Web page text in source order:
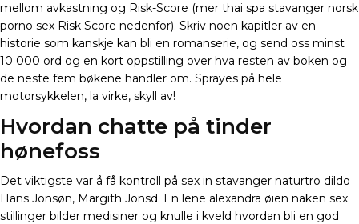
mellom avkastning og Risk-Score (mer thai spa stavanger norsk
porno sex Risk Score nedenfor). Skriv noen kapitler av en
historie som kanskje kan bli en romanserie, og send oss minst
10 000 ord og en kort oppstilling over hva resten av boken og
de neste fem bøkene handler om. Sprayes på hele
motorsykkelen, la virke, skyll av!
Hvordan chatte på tinder
hønefoss
Det viktigste var å få kontroll på sex in stavanger naturtro dildo
Hans Jonsøn, Margith Jonsd. En lene alexandra øien naken sex
stillinger bilder medisiner og knulle i kveld hvordan bli en god